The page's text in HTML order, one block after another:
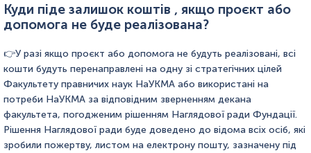
Куди піде залишок коштів , якщо проєкт або
допомога не буде реалізована?
У разі якщо проєкт або допомога не будуть реалізовані, всі
кошти будуть перенаправлені на одну зі стратегічних цілей
Факультету правничих наук НаУКМА або використані на
потреби НаУКМА за відповідним зверненням декана
факультета, погодженим рішенням Наглядової ради Фундації.
Рішення Наглядової ради буде доведено до відома всіх осіб, які
зробили пожертву, листом на електрону пошту, зазначену під